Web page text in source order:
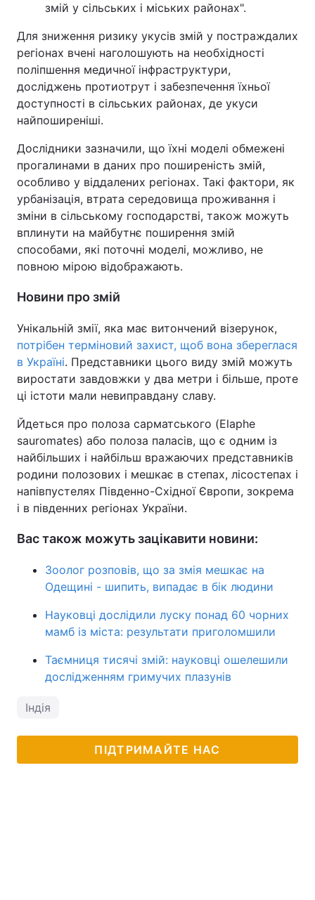
змій у сільських і міських районах".
Для зниження ризику укусів змій у постраждалих
регіонах вчені наголошують на необхідності
поліпшення медичної інфраструктури,
досліджень протиотрут і забезпечення їхньої
доступності в сільських районах, де укуси
найпоширеніші.
Дослідники зазначили, що їхні моделі обмежені
прогалинами в даних про поширеність змій,
особливо у віддалених регіонах. Такі фактори, як
урбанізація, втрата середовища проживання і
зміни в сільському господарстві, також можуть
вплинути на майбутнє поширення змій
способами, які поточні моделі, можливо, не
повною мірою відображають.
Новини про змій
Унікальній змії, яка має витончений візерунок,
потрібен терміновий захист, щоб вона збереглася
в Україні. Представники цього виду змій можуть
виростати завдовжки у два метри і більше, проте
ці істоти мали невиправдану славу.
Йдеться про полоза сарматського (Elaphe
sauromates) або полоза паласів, що є одним із
найбільших і найбільш вражаючих представників
родини полозових і мешкає в степах, лісостепах і
напівпустелях Південно-Східної Європи, зокрема
і в південних регіонах України.
Вас також можуть зацікавити новини:
Зоолог розповів, що за змія мешкає на
Одещині - шипить, випадає в бік людини
Науковці дослідили луску понад 60 чорних
мамб із міста: результати приголомшили
Таємниця тисячі змій: науковці ошелешили
дослідженням гримучих плазунів
Індія
ПІДТРИМАЙТЕ НАС